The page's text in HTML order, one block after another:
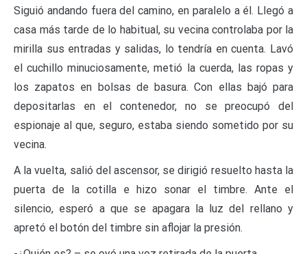
Siguió andando fuera del camino, en paralelo a él. Llegó a
casa más tarde de lo habitual, su vecina controlaba por la
mirilla sus entradas y salidas, lo tendría en cuenta. Lavó
el cuchillo minuciosamente, metió la cuerda, las ropas y
los zapatos en bolsas de basura. Con ellas bajó para
depositarlas en el contenedor, no se preocupó del
espionaje al que, seguro, estaba siendo sometido por su
vecina.
A la vuelta, salió del ascensor, se dirigió resuelto hasta la
puerta de la cotilla e hizo sonar el timbre. Ante el
silencio, esperó a que se apagara la luz del rellano y
apretó el botón del timbre sin aflojar la presión.